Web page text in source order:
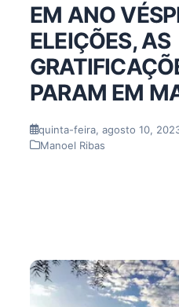
EM ANO
ELEIÇÕES, AS
PARAM EM
quinta-feira, agosto 10,
Manoel Ribas